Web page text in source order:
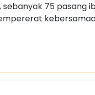
, sebanyak 75 pasang